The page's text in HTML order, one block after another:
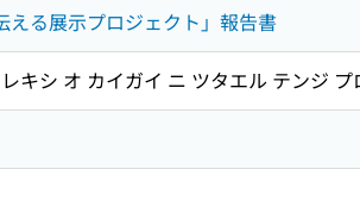
る展示プロジェクト」報告書
キシ オ カイガイ ニ ツタエル テンジ